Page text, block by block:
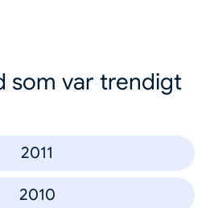
som var trendigt
2011
2010